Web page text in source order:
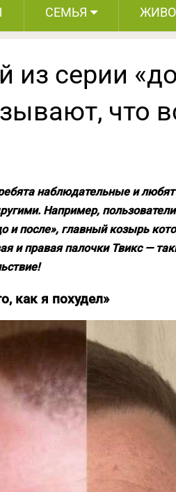
СЕМЬЯ
из серии
что
наблюдательные и
Например,
и после», главный козырь
и правая палочки Твикс —
как я похудел»